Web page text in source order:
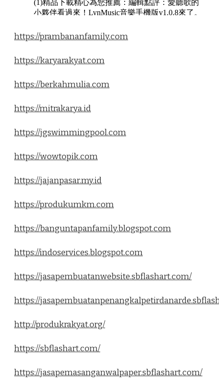
https://prambananfamily.com
https://karyarakyat.com
https://berkahmulia.com
https://mitrakarya.id
https://jgswimmingpool.com
https://wowtopik.com
https://jajanpasar.my.id
https://produkumkm.com
https://banguntapanfamily.blogspot.com
https://indoservices.blogspot.com
https://jasapembuatanwebsite.sbflashart.com/
https://
http://produkrakyat.org/
https://sbflashart.com/
https://jasapemasanganwalpaper.sbflashart.com/